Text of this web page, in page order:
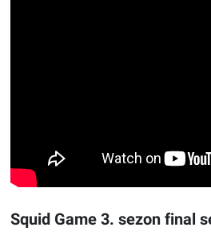
Squid Game 3. sezon final